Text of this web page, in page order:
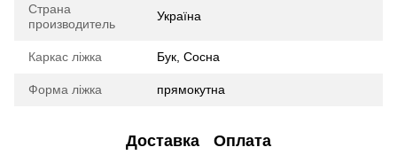
Страна
производитель
Україна
Каркас ліжка Бук, Сосна
Форма ліжка прямокутна
Доставка Оплата